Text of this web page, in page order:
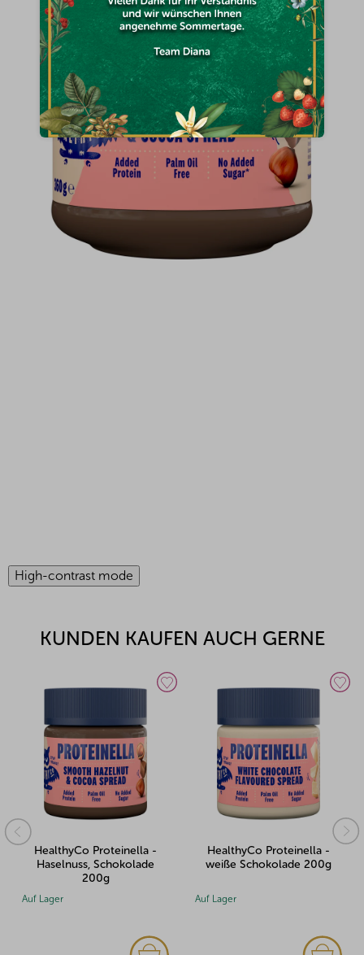
High-contrast mode
KUNDEN KAUFEN AUCH GERNE
HealthyCo Proteinella -
Haselnuss, Schokolade
200g
Auf Lager
HealthyCo Proteinella -
weiße Schokolade 200g
Auf Lager